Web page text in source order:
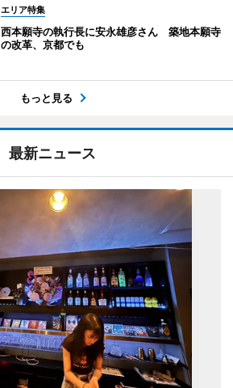
エリア特集
西本願寺の執行長に安永雄彦さん 築地本願寺
の改革、京都でも
もっと見る
最新ニュース